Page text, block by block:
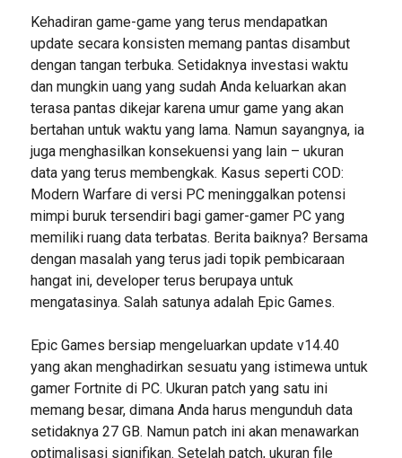
Kehadiran game-game yang terus mendapatkan
update secara konsisten memang pantas disambut
dengan tangan terbuka. Setidaknya investasi waktu
dan mungkin uang yang sudah Anda keluarkan akan
terasa pantas dikejar karena umur game yang akan
bertahan untuk waktu yang lama. Namun sayangnya, ia
juga menghasilkan konsekuensi yang lain – ukuran
data yang terus membengkak. Kasus seperti COD:
Modern Warfare di versi PC meninggalkan potensi
mimpi buruk tersendiri bagi gamer-gamer PC yang
memiliki ruang data terbatas. Berita baiknya? Bersama
dengan masalah yang terus jadi topik pembicaraan
hangat ini, developer terus berupaya untuk
mengatasinya. Salah satunya adalah Epic Games.
Epic Games bersiap mengeluarkan update v14.40
yang akan menghadirkan sesuatu yang istimewa untuk
gamer Fortnite di PC. Ukuran patch yang satu ini
memang besar, dimana Anda harus mengunduh data
setidaknya 27 GB. Namun patch ini akan menawarkan
optimalisasi signifikan. Setelah patch, ukuran file